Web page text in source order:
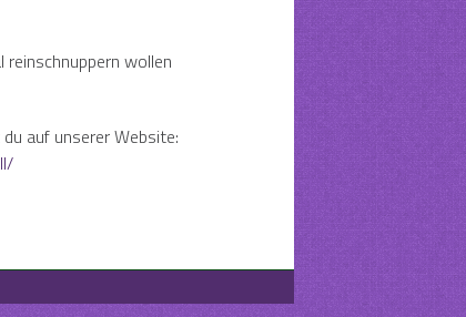
reinschnuppern wollen
auf unserer Website: